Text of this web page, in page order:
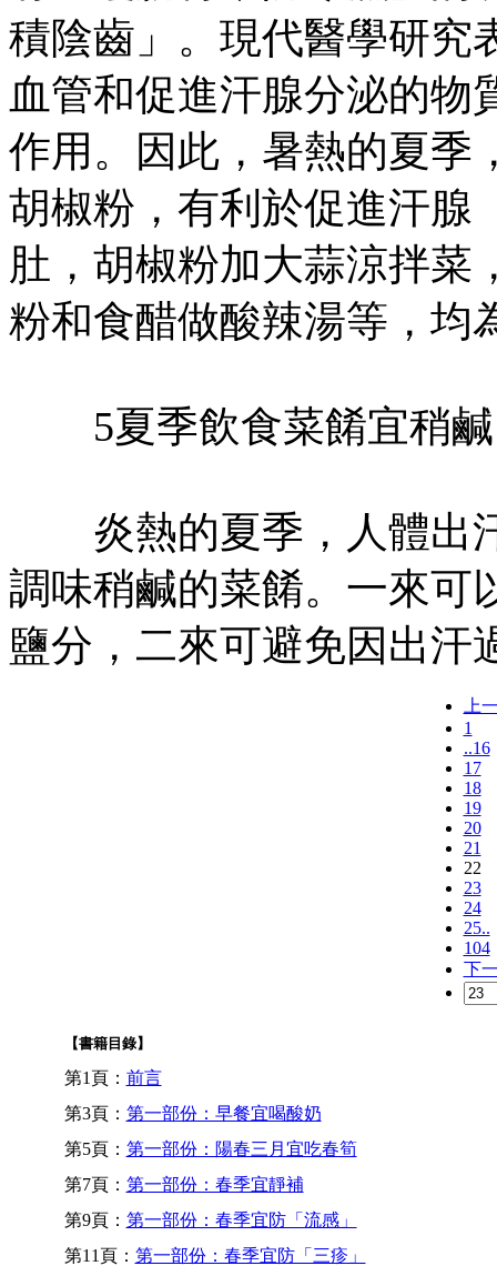
積陰齒」。現代醫學研究
血管和促進汗腺分泌的物
作用。因此，暑熱的夏季
胡椒粉，有利於促進汗腺
肚，胡椒粉加大蒜涼拌菜
粉和食醋做酸辣湯等，均
5夏季飲食菜餚宜稍鹹
炎熱的夏季，人體出
調味稍鹹的菜餚。一來可
鹽分，二來可避免因出汗
上
1
..16
17
18
19
20
21
22
23
24
25..
104
下
【書籍目錄】
第1頁： 前言
第3頁： 第一部份：早餐宜喝酸奶
第5頁： 第一部份：陽春三月宜吃春筍
第7頁： 第一部份：春季宜靜補
第9頁： 第一部份：春季宜防「流感」
第11頁： 第一部份：春季宜防「三疹」